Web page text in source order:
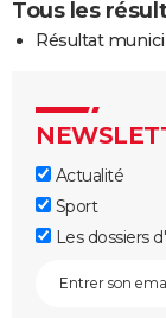
Tous les
Résultat
Actualité
Sport
Les dossiers